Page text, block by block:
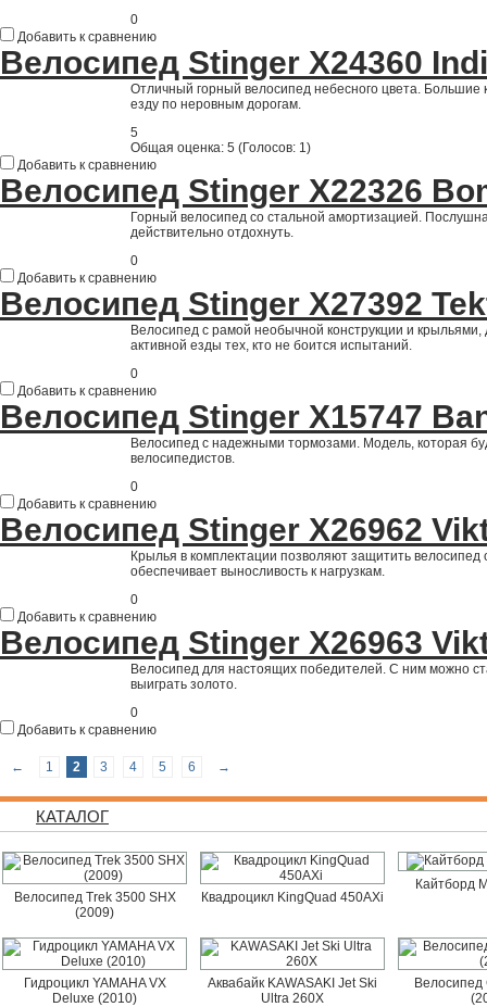
0
Добавить к сравнению
Велосипед Stinger Х24360
Отличный горный велосипед небесного цвета.
езду по неровным дорогам.
5
Общая оценка: 5 (Голосов: 1)
Добавить к сравнению
Велосипед Stinger Х22326
Горный велосипед со стальной амортизацией.
действительно отдохнуть.
0
Добавить к сравнению
Велосипед Stinger Х27392
Велосипед с рамой необычной конструкции и
активной езды тех, кто не боится испытаний.
0
Добавить к сравнению
Велосипед Stinger Х15747
Велосипед с надежными тормозами. Модель, которая
велосипедистов.
0
Добавить к сравнению
Велосипед Stinger Х26962
Крылья в комплектации позволяют защитить
обеспечивает выносливость к нагрузкам.
0
Добавить к сравнению
Велосипед Stinger Х26963
Велосипед для настоящих победителей. С ним можно
выиграть золото.
0
Добавить к сравнению
← 1 2 3 4 5 6 →
КАТАЛОГ
Велосипед Trek 3500 SHX
(2009)
Квадроцикл KingQuad 450AXi
Кайтборд
Гидроцикл YAMAHA VX
Deluxe (2010)
Аквабайк KAWASAKI Jet Ski
Ultra 260X
Велосипед